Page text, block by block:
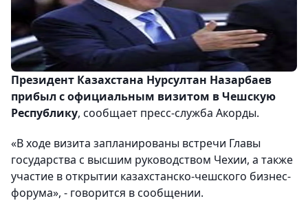
Президент Казахстана Нурсултан Назарбаев
прибыл с официальным визитом в Чешскую
Республику, сообщает пресс-служба Акорды.
«В ходе визита запланированы встречи Главы
государства с высшим руководством Чехии, а также
участие в открытии казахстанско-чешского бизнес-
форума», - говорится в сообщении.